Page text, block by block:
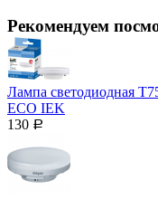
Рекомендуем
Лампа светодиодная
ECO IEK
130 Р